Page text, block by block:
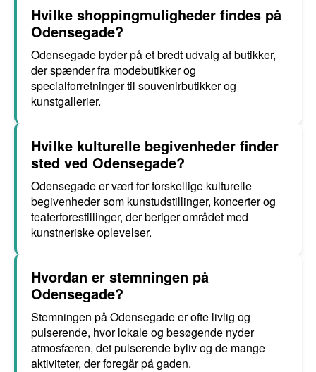
Hvilke shoppingmuligheder findes på
Odensegade?
Odensegade byder på et bredt udvalg af butikker,
der spænder fra modebutikker og
specialforretninger til souvenirbutikker og
kunstgallerier.
Hvilke kulturelle begivenheder finder
sted ved Odensegade?
Odensegade er vært for forskellige kulturelle
begivenheder som kunstudstillinger, koncerter og
teaterforestillinger, der beriger området med
kunstneriske oplevelser.
Hvordan er stemningen på
Odensegade?
Stemningen på Odensegade er ofte livlig og
pulserende, hvor lokale og besøgende nyder
atmosfæren, det pulserende byliv og de mange
aktiviteter, der foregår på gaden.